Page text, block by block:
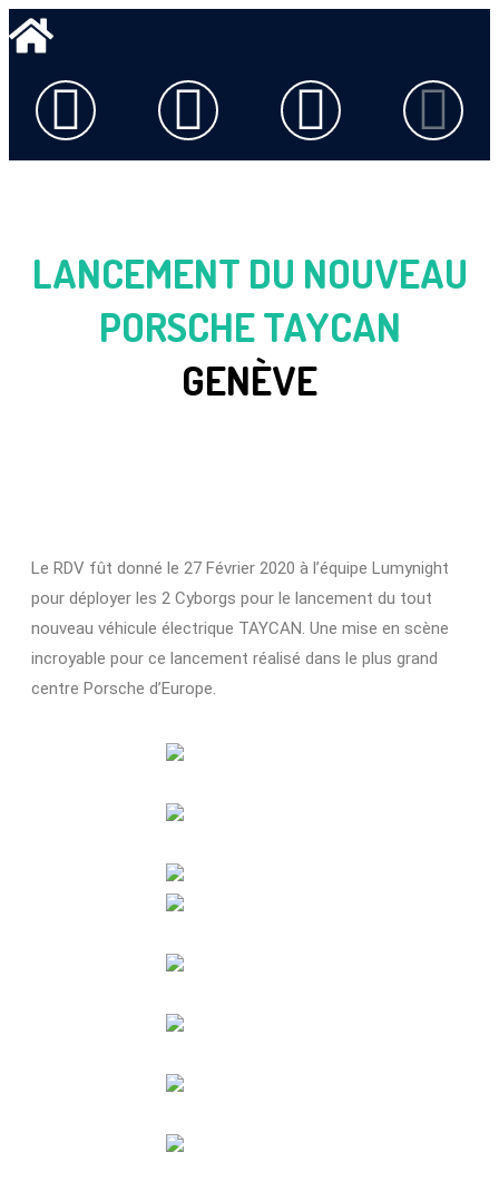
LANCEMENT DU NOUVEAU
PORSCHE TAYCAN
GENÈVE
Le RDV fût donné le 27 Février 2020 à l’équipe Lumynight
pour déployer les 2 Cyborgs pour le lancement du tout
nouveau véhicule électrique TAYCAN. Une mise en scène
incroyable pour ce lancement réalisé dans le plus grand
centre Porsche d’Europe.